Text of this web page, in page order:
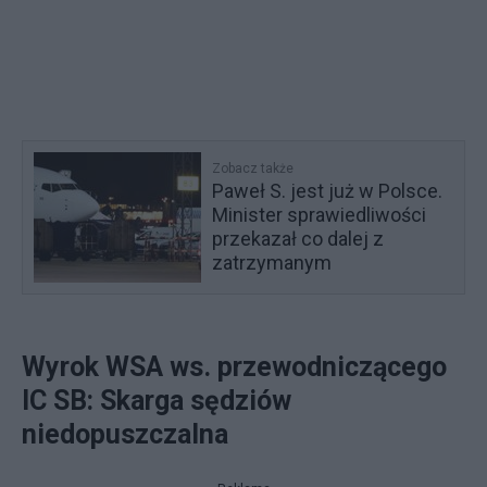
Zobacz także
Paweł S. jest już w Polsce.
Minister sprawiedliwości
przekazał co dalej z
zatrzymanym
Wyrok WSA ws. przewodniczącego
IC SB: Skarga sędziów
niedopuszczalna